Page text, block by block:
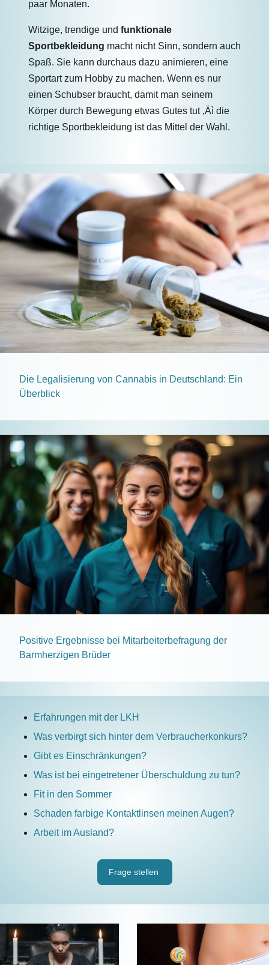
paar Monaten.
Witzige, trendige und funktionale
Sportbekleidung macht nicht Sinn, sondern auch
Spaß. Sie kann durchaus dazu animieren, eine
Sportart zum Hobby zu machen. Wenn es nur
einen Schubser braucht, damit man seinem
Körper durch Bewegung etwas Gutes tut ‚Äì die
richtige Sportbekleidung ist das Mittel der Wahl.
Die Legalisierung von Cannabis in Deutschland: Ein
Überblick
Positive Ergebnisse bei Mitarbeiterbefragung der
Barmherzigen Brüder
Erfahrungen mit der LKH
Was verbirgt sich hinter dem Verbraucherkonkurs?
Gibt es Einschränkungen?
Was ist bei eingetretener Überschuldung zu tun?
Fit in den Sommer
Schaden farbige Kontaktlinsen meinen Augen?
Arbeit im Ausland?
Frage stellen